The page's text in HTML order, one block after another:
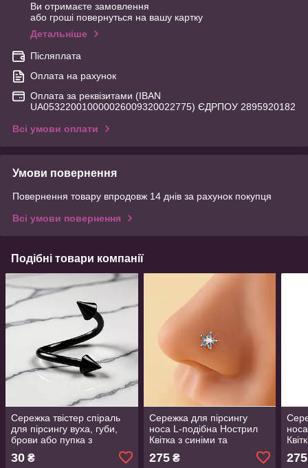
Ви отримаєте замовлення
або гроші повернуться на вашу картку
Детальніше
Післяплата
Оплата на рахунок
Оплата за реквізитами (IBAN
UA053220010000026009320022775) ЄДРПОУ 2895920182
Всі умови оплати
Умови повернення
Повернення товару впродовж 14 днів за рахунок покупця
Всі умови повернення
Подібні товари компанії
Сережка твістер спіраль
для пірсингу вуха, губи,
брови або пупка з
титанової хірургічної сталі
чорна 1,4 см
30 ₴
Сережка для пірсингу
носа L-подібна Нострил
Квітка з синіми та
золотиста
275₴ 275